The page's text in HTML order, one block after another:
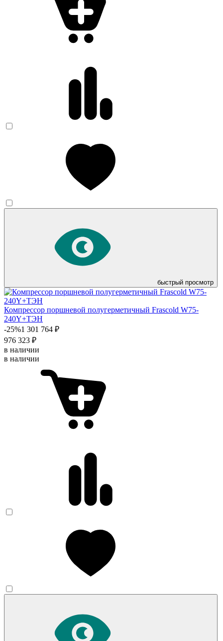
быстрый просмотр
Компрессор поршневой полугерметичный Frascold W75-
240Y+ТЭН
-25%1 301 764 ₽
976 323 ₽
в наличии
в наличии